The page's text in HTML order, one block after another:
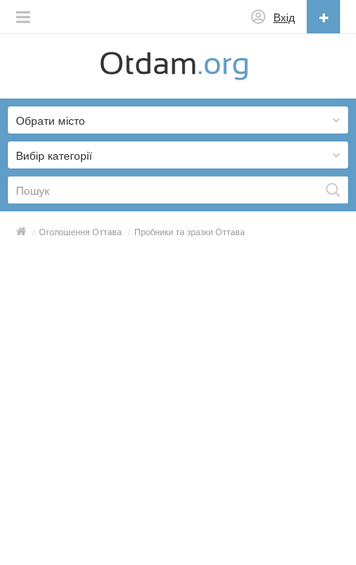
Вхід
English
Русский
Українська
Вибір категорії
Обрати місто
/ Оголошення Оттава / Пробники та зразки Оттава